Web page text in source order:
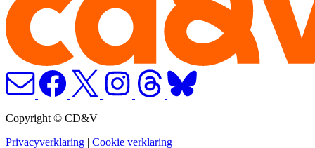
Copyright © CD&V
Privacyverklaring | Cookie verklaring